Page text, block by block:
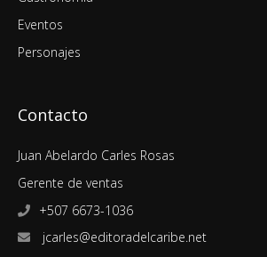
Eventos
Personajes
Contacto
Juan Abelardo Carles Rosas
Gerente de ventas
+507 6673-1036
jcarles@editoradelcaribe.net